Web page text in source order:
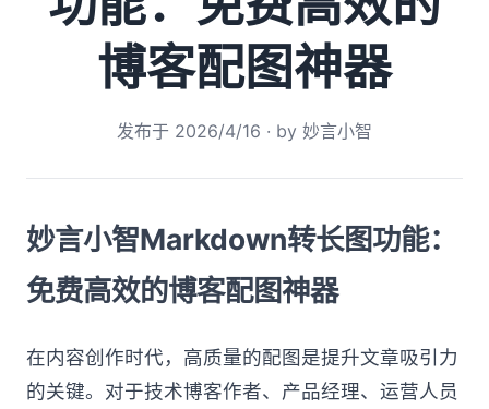
博客配图神器
发布于 2026/4/16 · by 妙言小智
妙言小智Markdown转长图功能：
免费高效的博客配图神器
在内容创作时代，高质量的配图是提升文章吸引力
的关键。对于技术博客作者、产品经理、运营人员